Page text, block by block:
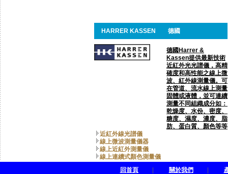
HARRER KASSEN 德國
德國Harrer &
Kassen提供最新技術
近紅外光光譜儀，高精
確度和高性能之線上微
波、紅外線測量儀。可
在管道、流水線上測量
固體或液體，並可連續
測量不同組織成分如：
乾燥度、水份、密度、
糖度、濕度、濃度、脂
肪、蛋白質、顏色等等
近紅外線光譜儀
線上微波測量儀器
線上近紅外測量儀
線上連續式顏色測量儀
回首頁| 關於我們